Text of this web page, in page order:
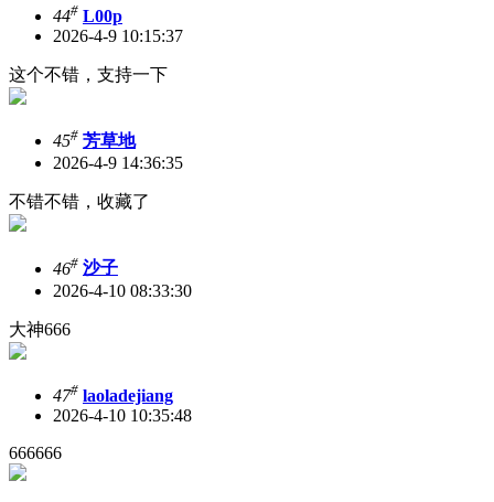
44# L00p
2026-4-9 10:15:37
这个不错，支持一下
45# 芳草地
2026-4-9 14:36:35
不错不错，收藏了
46# 沙子
2026-4-10 08:33:30
大神666
47# laoladejiang
2026-4-10 10:35:48
666666